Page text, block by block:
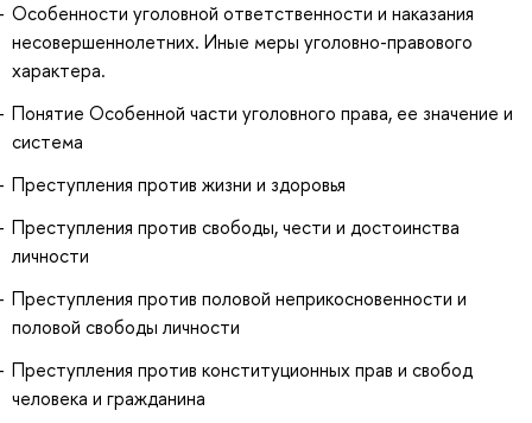
Особенности уголовной ответственности и наказания
несовершеннолетних. Иные меры уголовно-правового
характера.
Понятие Особенной части уголовного права, ее значение и
система
Преступления против жизни и здоровья
Преступления против свободы, чести и достоинства
личности
Преступления против половой неприкосновенности и
половой свободы личности
Преступления против конституционных прав и свобод
человека и гражданина